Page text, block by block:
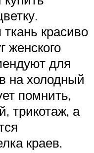
ткань красиво
женского
для
на холодный
помнить,
трикотаж, а
краев.